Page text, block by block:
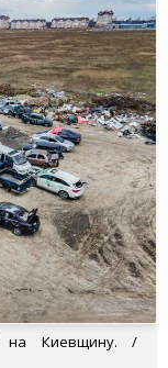
на Киевщину. /